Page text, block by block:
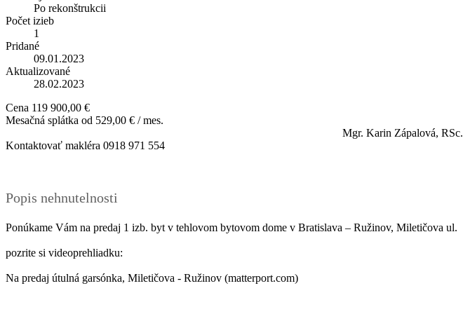
Po rekonštrukcii
Počet izieb
1
Pridané
09.01.2023
Aktualizované
28.02.2023
Cena 119 900,00 €
Mesačná splátka od 529,00 € / mes.
Mgr. Karin Zápalová, RSc.
Kontaktovať makléra 0918 971 554
Popis nehnutelnosti
Ponúkame Vám na predaj 1 izb. byt v tehlovom bytovom dome v Bratislava – Ružinov, Miletičova ul.
pozrite si videoprehliadku:
Na predaj útulná garsónka, Miletičova - Ružinov (matterport.com)